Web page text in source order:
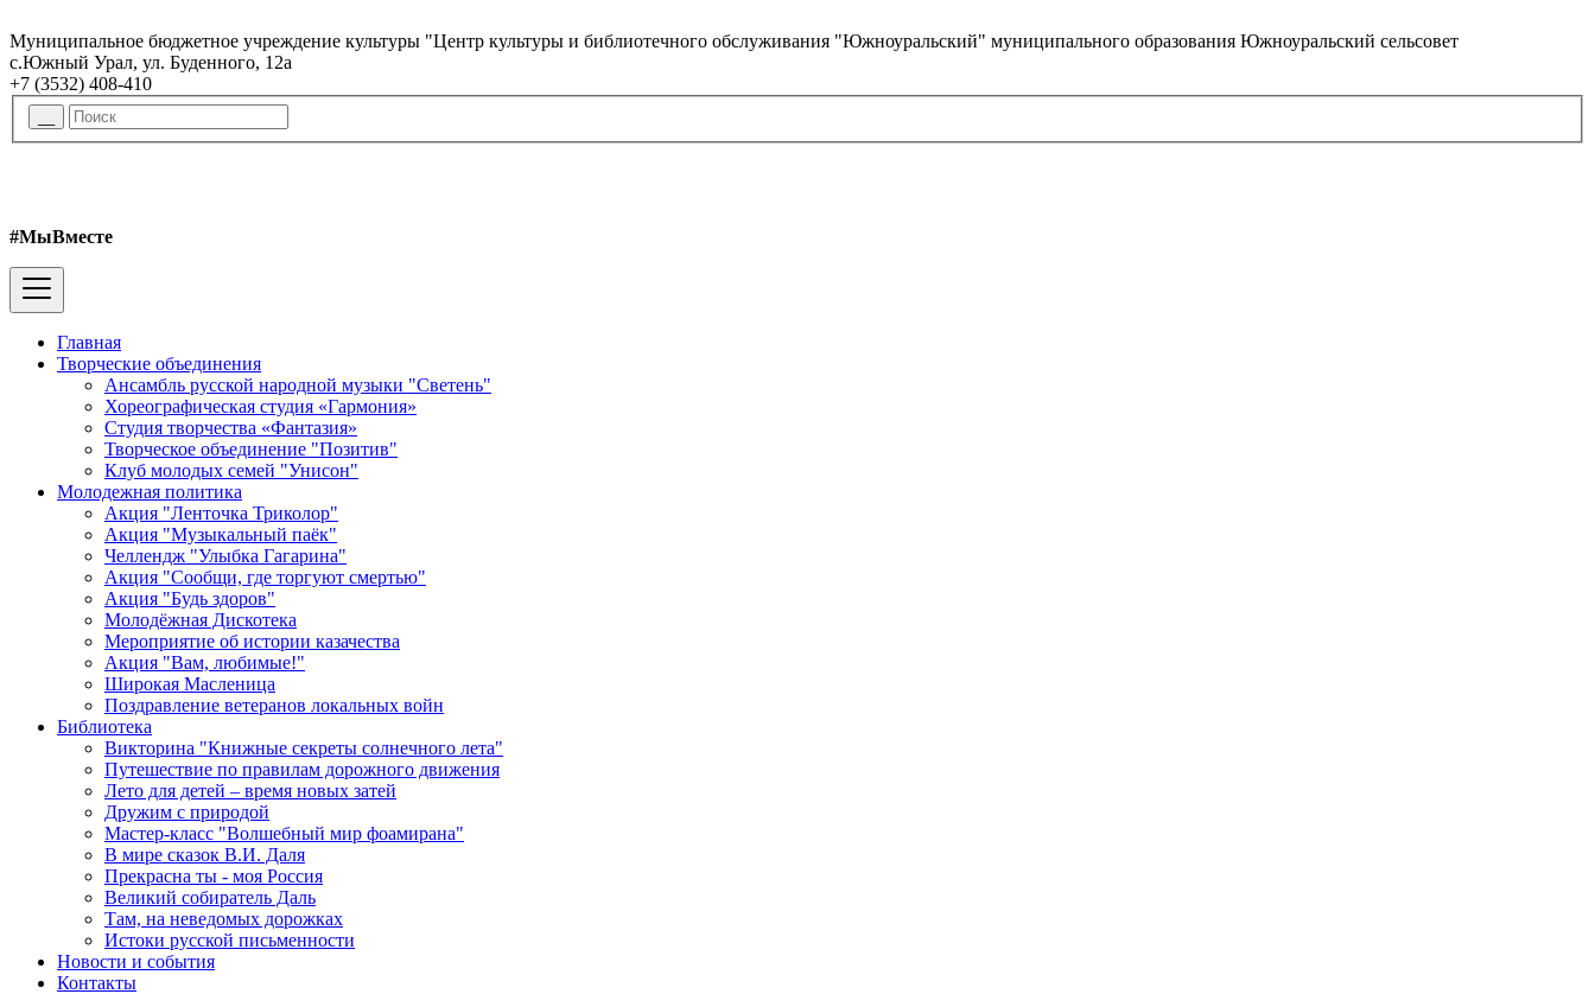
Муниципальное бюджетное учреждение культуры "Центр культуры и библиотечного обслуживания "Южноуральский" муниципального образования Южноуральский сельсовет
с.Южный Урал, ул. Буденного, 12а
+7 (3532) 408-410
#МыВместе
Главная
Творческие объединения
Ансамбль русской народной музыки "Светень"
Хореографическая студия «Гармония»
Студия творчества «Фантазия»
Творческое объединение "Позитив"
Клуб молодых семей "Унисон"
Молодежная политика
Акция "Ленточка Триколор"
Акция "Музыкальный паёк"
Челлендж "Улыбка Гагарина"
Акция "Сообщи, где торгуют смертью"
Акция "Будь здоров"
Молодёжная Дискотека
Мероприятие об истории казачества
Акция "Вам, любимые!"
Широкая Масленица
Поздравление ветеранов локальных войн
Библиотека
Викторина "Книжные секреты солнечного лета"
Путешествие по правилам дорожного движения
Лето для детей – время новых затей
Дружим с природой
Мастер-класс "Волшебный мир фоамирана"
В мире сказок В.И. Даля
Прекрасна ты - моя Россия
Великий собиратель Даль
Там, на неведомых дорожках
Истоки русской письменности
Новости и события
Контакты